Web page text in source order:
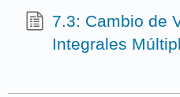
7.3: Cambio de
Integrales